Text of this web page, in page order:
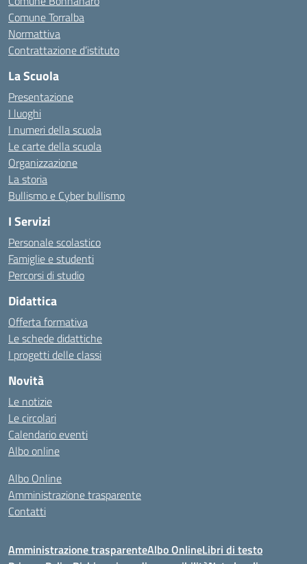
Comune Torralba
Normattiva
Contrattazione d’istituto
La Scuola
Presentazione
I luoghi
I numeri della scuola
Le carte della scuola
Organizzazione
La storia
Bullismo e Cyber bullismo
I Servizi
Personale scolastico
Famiglie e studenti
Percorsi di studio
Didattica
Offerta formativa
Le schede didattiche
I progetti delle classi
Novità
Le notizie
Le circolari
Calendario eventi
Albo online
Albo Online
Amministrazione trasparente
Contatti
Amministrazione trasparenteAlbo OnlineLibri di testo